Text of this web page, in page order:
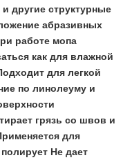
другие структурные
абразивных
работе мопа
как для влажной
для легкой
по линолеуму и
грязь со швов и
для
Не дает